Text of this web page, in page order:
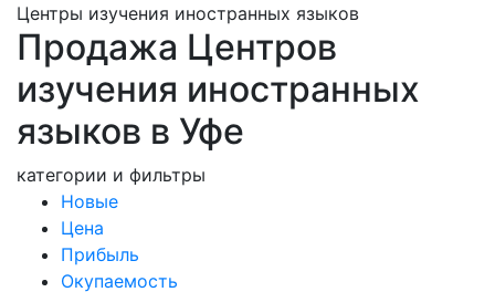
Центры изучения иностранных языков
Продажа Центров
изучения иностранных
языков в Уфе
категории и фильтры
Новые
Цена
Прибыль
Окупаемость